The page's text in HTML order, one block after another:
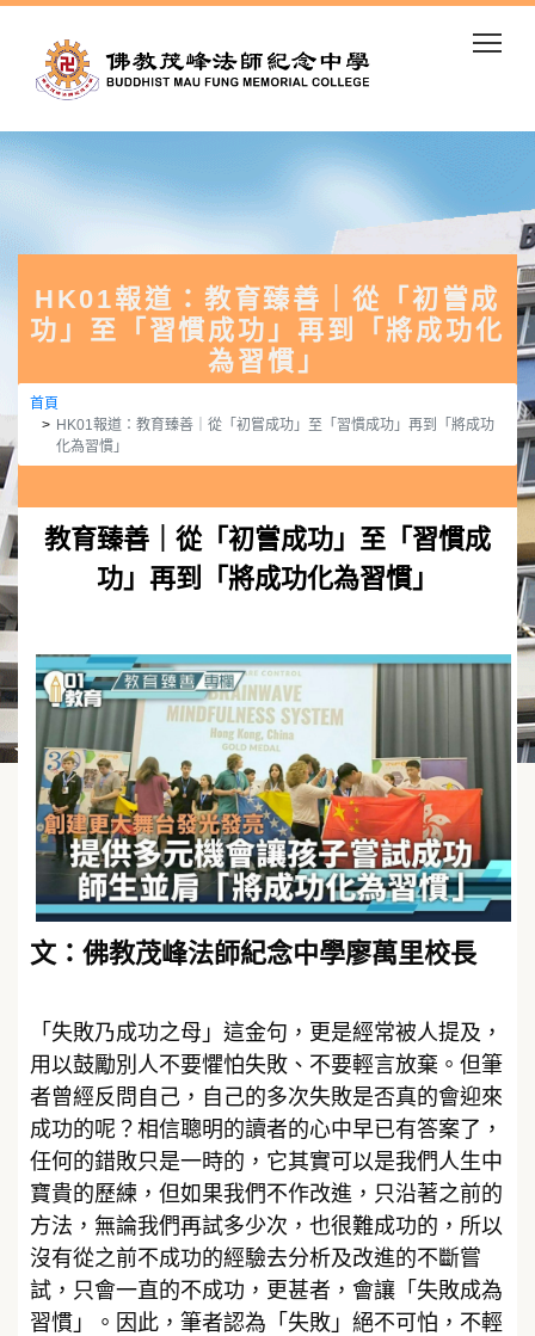
HK01報道：教育臻善｜從「初嘗成
功」至「習慣成功」再到「將成功化
為習慣」
首頁
HK01報道：教育臻善｜從「初嘗成功」至「習慣成功」再到「將成功
化為習慣」
教育臻善｜從「初嘗成功」至「習慣成
功」再到「將成功化為習慣」
文：佛教茂峰法師紀念中學廖萬里校長
「失敗乃成功之母」這金句，更是經常被人提及，
用以鼓勵別人不要懼怕失敗、不要輕言放棄。但筆
者曾經反問自己，自己的多次失敗是否真的會迎來
成功的呢？相信聰明的讀者的心中早已有答案了，
任何的錯敗只是一時的，它其實可以是我們人生中
寶貴的歷練，但如果我們不作改進，只沿著之前的
方法，無論我們再試多少次，也很難成功的，所以
沒有從之前不成功的經驗去分析及改進的不斷嘗
試，只會一直的不成功，更甚者，會讓「失敗成為
習慣」。因此，筆者認為「失敗」絕不可怕，不輕